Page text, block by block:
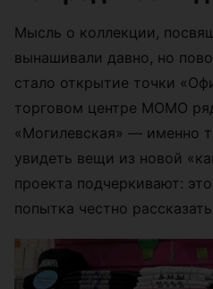
Мысль о коллекции,
вынашивали давно, но
стало открытие точки
торговом центре МОМО
«Могилевская» — именно
увидеть вещи из новой
проекта подчеркивают:
попытка честно